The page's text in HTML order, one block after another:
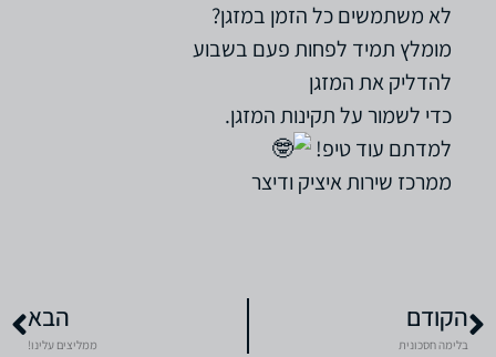
לא משתמשים כל הזמן במזגן?
מומלץ תמיד לפחות פעם בשבוע
להדליק את המזגן
כדי לשמור על תקינות המזגן.
למדתם עוד טיפ!
ממרכז שירות איציק ודיצר
הקודם
בלימה חסכונית
הבא
ממליצים עלינו!